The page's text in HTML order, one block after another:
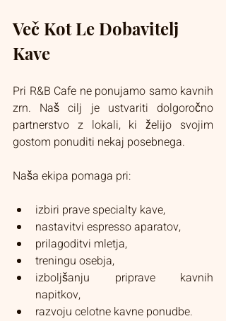
Več Kot Le Dobavitelj
Kave
Pri R&B Cafe ne ponujamo samo kavnih
zrn. Naš cilj je ustvariti dolgoročno
partnerstvo z lokali, ki želijo svojim
gostom ponuditi nekaj posebnega.
Naša ekipa pomaga pri:
izbiri prave specialty kave,
nastavitvi espresso aparatov,
prilagoditvi mletja,
treningu osebja,
izboljšanju priprave kavnih
napitkov,
razvoju celotne kavne ponudbe.